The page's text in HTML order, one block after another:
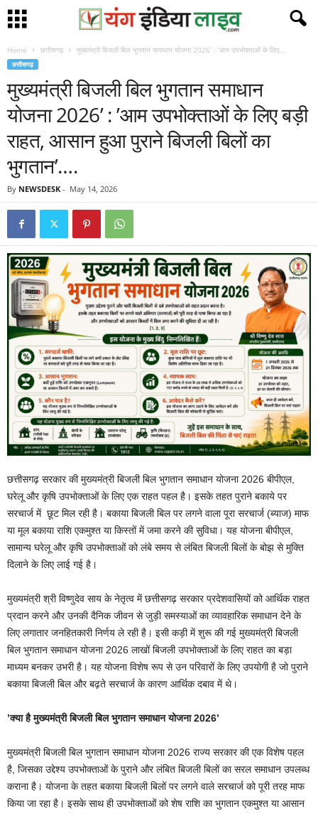
Home छत्तीसगढ़ मुख्यमंत्री बिजली बिल भुगतान समाधान योजना 2026’ : ’आम उपभोक्ताओं के लिए...
छत्तीसगढ़
मुख्यमंत्री बिजली बिल भुगतान समाधान
योजना 2026’ : ’आम उपभोक्ताओं के लिए बड़ी
राहत, आसान हुआ पुराने बिजली बिलों का
भुगतान’….
By NEWSDESK - May 14, 2026
छत्तीसगढ़ सरकार की मुख्यमंत्री बिजली बिल भुगतान समाधान योजना 2026 बीपीएल,
घरेलू और कृषि उपभोक्ताओं के लिए एक राहत पहल है। इसके तहत पुराने बकाये पर
सरचार्ज में छूट मिल रही है। बकाया बिजली बिल पर लगने वाला पूरा सरचार्ज (ब्याज) माफ
या मूल बकाया राशि एकमुश्त या किस्तों में जमा करने की सुविधा। यह योजना बीपीएल,
सामान्य घरेलू और कृषि उपभोक्ताओं को लंबे समय से लंबित बिजली बिलों के बोझ से मुक्ति
दिलाने के लिए लाई गई है।
मुख्यमंत्री श्री विष्णुदेव साय के नेतृत्व में छत्तीसगढ़ सरकार प्रदेशवासियों को आर्थिक राहत
प्रदान करने और उनकी दैनिक जीवन से जुड़ी समस्याओं का व्यावहारिक समाधान देने के
लिए लगातार जनहितकारी निर्णय ले रही है। इसी कड़ी में शुरू की गई मुख्यमंत्री बिजली
बिल भुगतान समाधान योजना 2026 लाखों बिजली उपभोक्ताओं के लिए राहत का बड़ा
माध्यम बनकर उभरी है। यह योजना विशेष रूप से उन परिवारों के लिए उपयोगी है जो पुराने
बकाया बिजली बिल और बढ़ते सरचार्ज के कारण आर्थिक दबाव में थे।
’क्या है मुख्यमंत्री बिजली बिल भुगतान समाधान योजना 2026’
मुख्यमंत्री बिजली बिल भुगतान समाधान योजना 2026 राज्य सरकार की एक विशेष पहल
है, जिसका उद्देश्य उपभोक्ताओं के पुराने और लंबित बिजली बिलों का सरल समाधान उपलब्ध
कराना है। योजना के तहत बकाया बिजली बिलों पर लगने वाले सरचार्ज को पूरी तरह माफ
किया जा रहा है। इसके साथ ही उपभोक्ताओं को शेष राशि का भुगतान एकमुश्त या आसान